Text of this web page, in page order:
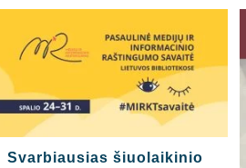
Svarbiausias šiuolaikinio